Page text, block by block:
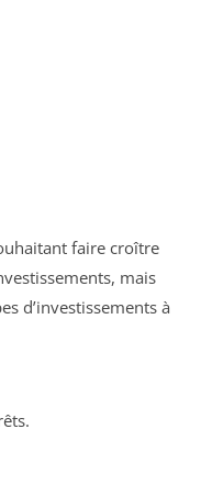
faire croître
mais
d’investissements à